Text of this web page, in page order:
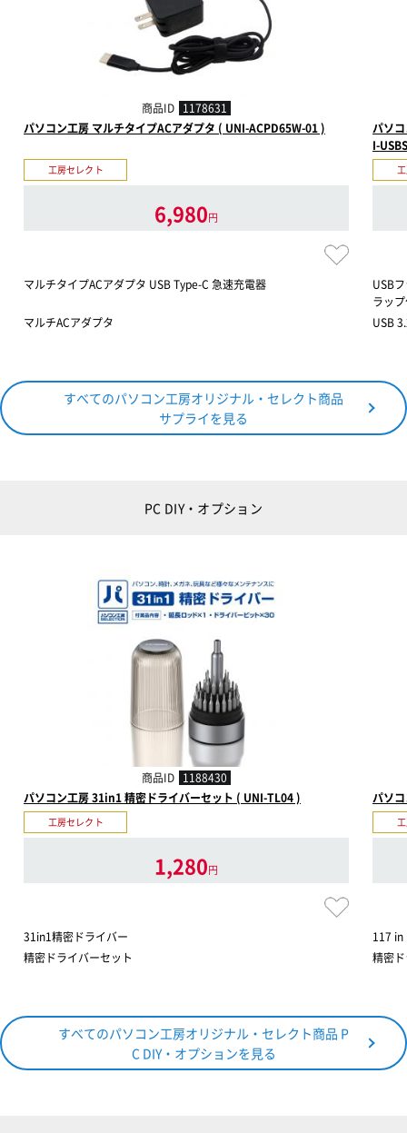
商品ID 1178631
パソコン工房 マルチタイプACアダプタ ( UNI-ACPD65W-01 )
工房セレクト
6,980円
マルチタイプACアダプタ USB Type-C 急速充電器
マルチACアダプタ
パソ
I-
USB
ラッ
USB
すべてのパソコン工房オリジナル・セレクト商品
サプライを見る
PC DIY・オプション
商品ID 1188430
パソコン工房 31in1 精密ドライバーセット ( UNI-TL04 )
工房セレクト
1,280円
31in1精密ドライバー
精密ドライバーセット
パソ
117 in
精密
すべてのパソコン工房オリジナル・セレクト商品 P
C DIY・オプションを見る